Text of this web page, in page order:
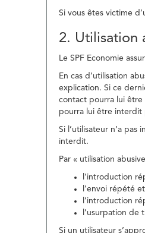
Si vous êtes victime
2. Utilisation
Le SPF Economie
En cas d’utilisation
explication. Si ce
contact pourra lui être
pourra lui être interdit
Si l’utilisateur n’a
interdit.
Par « utilisation
l’introduction
l’envoi répété
l’introduction
l’usurpation de
Si un utilisateur